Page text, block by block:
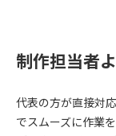
制作担当者
代表の方が直接対
でスムーズに作業